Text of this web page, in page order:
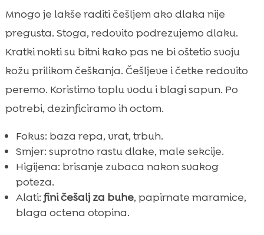
Mnogo je lakše raditi češljem ako dlaka nije
pregusta. Stoga, redovito podrezujemo dlaku.
Kratki nokti su bitni kako pas ne bi oštetio svoju
kožu prilikom češkanja. Češljeve i četke redovito
peremo. Koristimo toplu vodu i blagi sapun. Po
potrebi, dezinficiramo ih octom.
Fokus: baza repa, vrat, trbuh.
Smjer: suprotno rastu dlake, male sekcije.
Higijena: brisanje zubaca nakon svakog
poteza.
Alati: fini češalj za buhe, papirnate maramice,
blaga octena otopina.